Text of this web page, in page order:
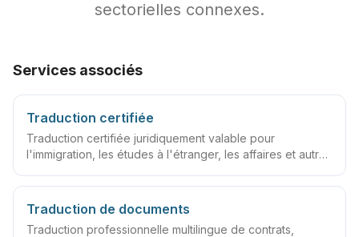
sectorielles connexes.
Services associés
Traduction certifiée
Traduction certifiée juridiquement valable pour
l'immigration, les études à l'étranger, les affaires et autres
Traduction de documents
Traduction professionnelle multilingue de contrats,